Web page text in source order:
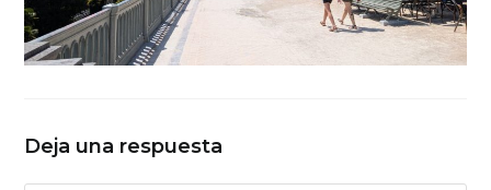
Deja una respuesta